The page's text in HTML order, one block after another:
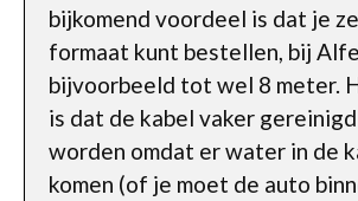
bijkomend voordeel is dat je
formaat kunt bestellen, bij
bijvoorbeeld tot wel 8 meter.
is dat de kabel vaker
worden omdat er water in de
komen (of je moet de auto